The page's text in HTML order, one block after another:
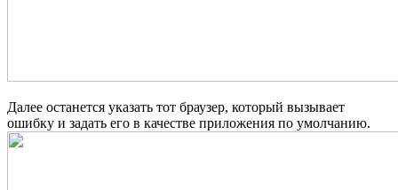
Далее останется указать тот браузер, который вызывает
ошибку и задать его в качестве приложения по умолчанию.